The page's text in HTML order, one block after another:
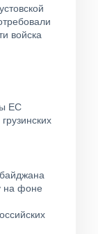
войска
ЕС
на фоне